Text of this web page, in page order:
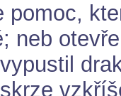
pomoc,
neb